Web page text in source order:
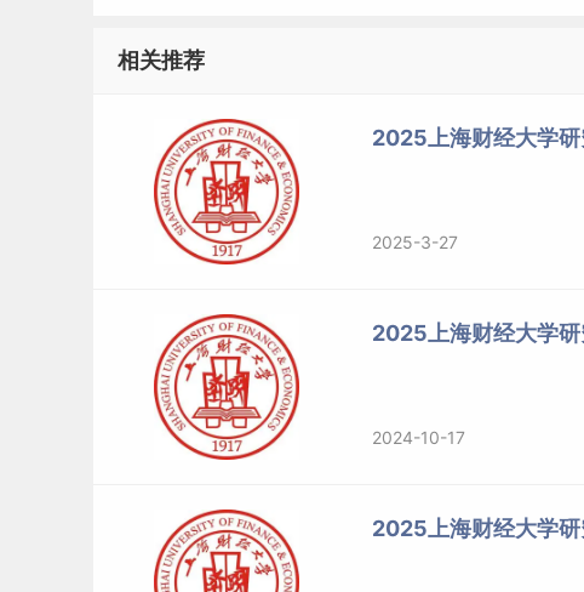
相关推荐
2025上海财经大学
2025-3-27
2025上海财经大学
2024-10-17
2025上海财经大学研